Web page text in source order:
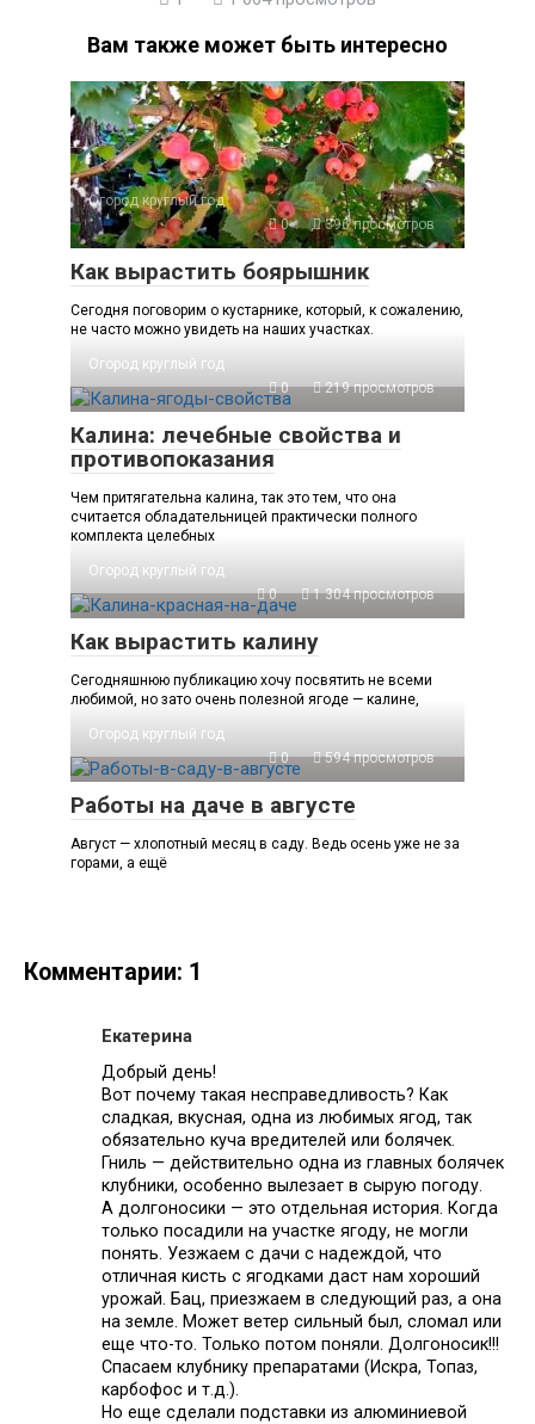
Вам также может быть интересно
Огород круглый год
0
396 просмотров
Как вырастить боярышник
Сегодня поговорим о кустарнике, который, к сожалению,
не часто можно увидеть на наших участках.
Огород круглый год
0
219 просмотров
Калина: лечебные свойства и
противопоказания
Чем притягательна калина, так это тем, что она
считается обладательницей практически полного
комплекта целебных
Огород круглый год
0
1 304 просмотров
Как вырастить калину
Сегодняшнюю публикацию хочу посвятить не всеми
любимой, но зато очень полезной ягоде — калине,
Огород круглый год
0
594 просмотров
Работы на даче в августе
Август — хлопотный месяц в саду. Ведь осень уже не за
горами, а ещё
Комментарии: 1
Екатерина
Добрый день!
Вот почему такая несправедливость? Как
сладкая, вкусная, одна из любимых ягод, так
обязательно куча вредителей или болячек.
Гниль — действительно одна из главных болячек
клубники, особенно вылезает в сырую погоду.
А долгоносики — это отдельная история. Когда
только посадили на участке ягоду, не могли
понять. Уезжаем с дачи с надеждой, что
отличная кисть с ягодками даст нам хороший
урожай. Бац, приезжаем в следующий раз, а она
на земле. Может ветер сильный был, сломал или
еще что-то. Только потом поняли. Долгоносик!!!
Спасаем клубнику препаратами (Искра, Топаз,
карбофос и т.д.).
Но еще сделали подставки из алюминиевой